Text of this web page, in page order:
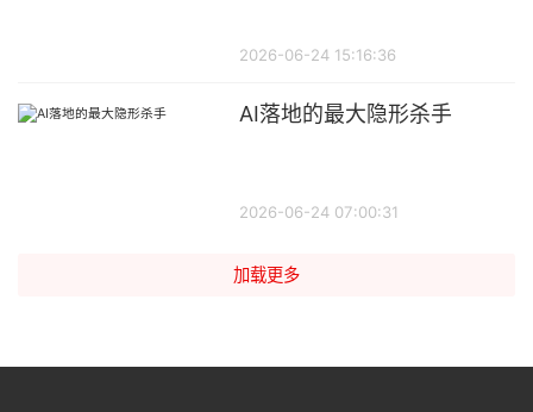
2026-06-24 15:16:36
AI落地的最大隐形杀手
2026-06-24 07:00:31
加载更多